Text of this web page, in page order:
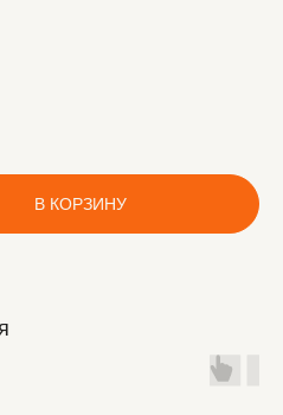
В КОРЗИНУ